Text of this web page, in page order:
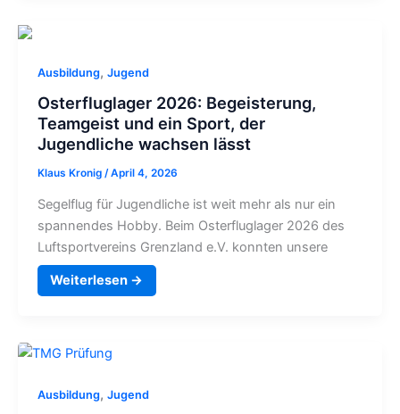
Ausbildung, Jugend
Osterfluglager 2026: Begeisterung,
Teamgeist und ein Sport, der
Jugendliche wachsen lässt
Klaus Kronig /April 4, 2026
Segelflug für Jugendliche ist weit mehr als nur ein
spannendes Hobby. Beim Osterfluglager 2026 des
Luftsportvereins Grenzland e.V. konnten unsere
Weiterlesen →
Ausbildung, Jugend